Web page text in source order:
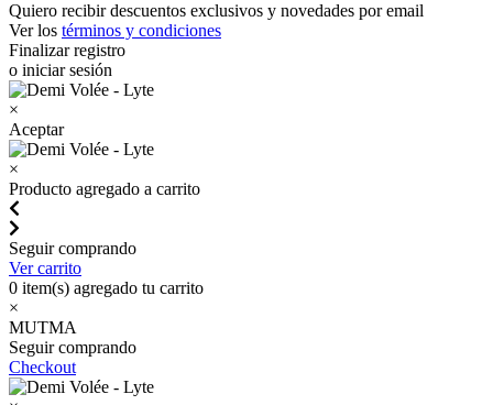
Quiero recibir descuentos exclusivos y novedades por email
Ver los términos y condiciones
Finalizar registro
o iniciar sesión
×
Aceptar
×
Producto agregado a carrito
Seguir comprando
Ver carrito
0 item(s) agregado tu carrito
×
MUTMA
Seguir comprando
Checkout